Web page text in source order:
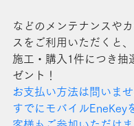
などのメンテナンスや
スをご利用いただくと、
施工・購入1件につき抽
ゼント！
お支払い方法は問いませ
すでにモバイルEneKey